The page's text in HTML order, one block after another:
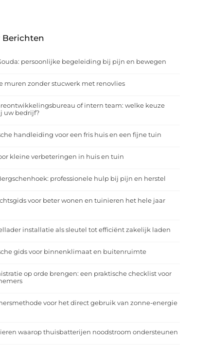
Berichten
persoonlijke begeleiding bij pijn en bewegen
muren zonder stucwerk met renovlies
of intern team: welke keuze
uw bedrijf?
handleiding voor een fris huis en een fijne tuin
kleine verbeteringen in huis en tuin
professionele hulp bij pijn en herstel
voor beter wonen en tuinieren het hele jaar
installatie als sleutel tot efficiënt zakelijk laden
gids voor binnenklimaat en buitenruimte
op orde brengen: een praktische checklist voor
voor het direct gebruik van zonne-energie
waarop thuisbatterijen noodstroom ondersteunen